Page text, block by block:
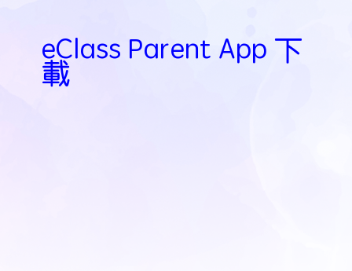
eClass Parent App 下
載